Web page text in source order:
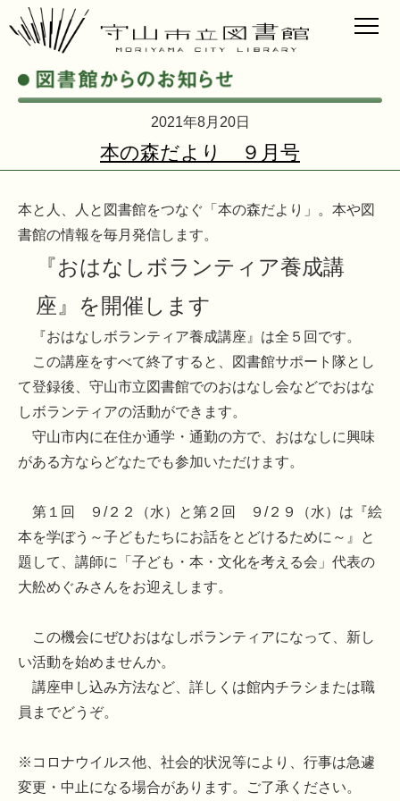
2021年8月20日
本の森だより ９月号
本と人、人と図書館をつなぐ「本の森だより」。本や図
書館の情報を毎月発信します。
『おはなしボランティア養成講
座』を開催します
『おはなしボランティア養成講座』は全５回です。
この講座をすべて終了すると、図書館サポート隊とし
て登録後、守山市立図書館でのおはなし会などでおはな
しボランティアの活動ができます。
守山市内に在住か通学・通勤の方で、おはなしに興味
がある方ならどなたでも参加いただけます。
第１回 ９/２２（水）と第２回 ９/２９（水）は『絵
本を学ぼう～子どもたちにお話をとどけるために～』と
題して、講師に「子ども・本・文化を考える会」代表の
大舩めぐみさんをお迎えします。
この機会にぜひおはなしボランティアになって、新し
い活動を始めませんか。
講座申し込み方法など、詳しくは館内チラシまたは職
員までどうぞ。
※コロナウイルス他、社会的状況等により、行事は急遽
変更・中止になる場合があります。ご了承ください。